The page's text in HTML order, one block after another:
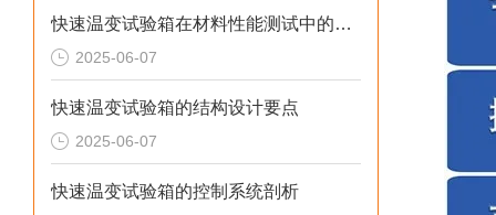
快速温变试验箱在材料性能测试中的重要作用
2025-06-07
快速温变试验箱的结构设计要点
2025-06-07
快速温变试验箱的控制系统剖析